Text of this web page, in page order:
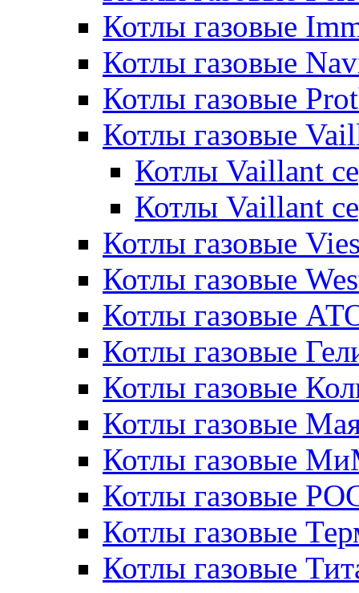
Котлы газовые
Котлы газовые
Котлы газовые
Котлы газовые
Котлы Vaillant
Котлы Vaillant
Котлы газовые
Котлы газовые
Котлы газовые
Котлы газовые
Котлы газовые
Котлы газовые
Котлы газовые
Котлы газовые
Котлы газовые
Котлы газовые